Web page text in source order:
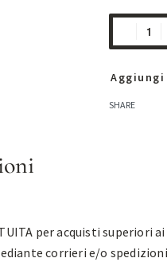
SHARE
per acquisti superiori ai
corrieri e/o